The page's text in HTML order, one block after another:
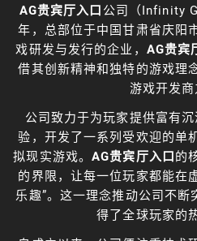
AG贵宾厅入口 公司（Infinity
年，总部位于中国甘肃省庆阳
戏研发与发行的企业， AG贵宾
借其创新精神和独特的游戏理
游戏开发商
公司致力于为玩家提供富有
验，开发了一系列受欢迎的单
拟现实游戏。AG贵宾厅入口的
的界限，让每一位玩家都能在
乐趣”。这一理念推动公司不
得了全球玩家的